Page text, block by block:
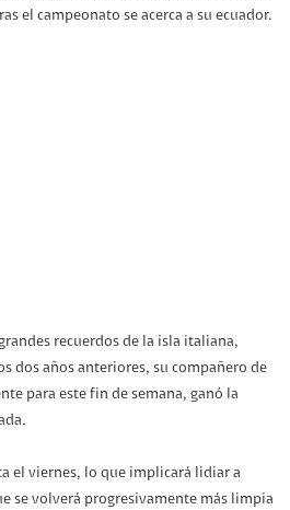
el campeonato se acerca a su ecuador.
recuerdos de la isla italiana,
dos años anteriores, su compañero de
para este fin de semana, ganó la
el viernes, lo que implicará lidiar a
se volverá progresivamente más limpia